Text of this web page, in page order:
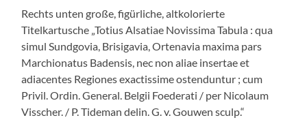
Rechts unten große, figürliche, altkolorierte
Titelkartusche „Totius Alsatiae Novissima Tabula : qua
simul Sundgovia, Brisigavia, Ortenavia maxima pars
Marchionatus Badensis, nec non aliae insertae et
adiacentes Regiones exactissime ostenduntur ; cum
Privil. Ordin. General. Belgii Foederati / per Nicolaum
Visscher. / P. Tideman delin. G. v. Gouwen sculp.“